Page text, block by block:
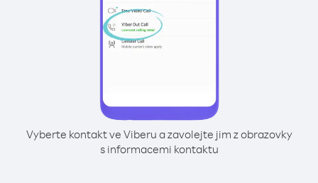
Vyberte kontakt ve Viberu a zavolejte jim z obrazovky
s informacemi kontaktu